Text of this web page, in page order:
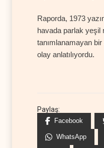
Raporda, 1973
havada parlak yeşil
tanımlanamayan
olay anlatılıyordu.
Paylaş:
Facebook
WhatsApp